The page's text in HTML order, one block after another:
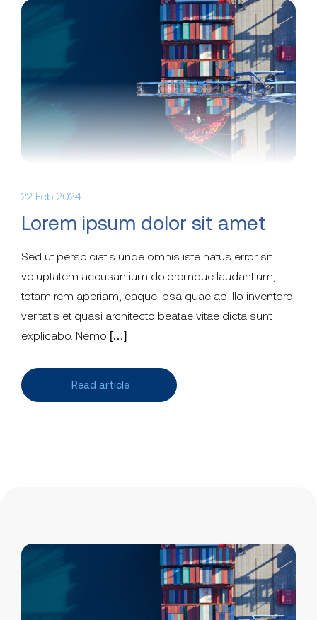
22 Feb 2024
Lorem ipsum dolor sit amet
Sed ut perspiciatis unde omnis iste natus error sit
voluptatem accusantium doloremque laudantium,
totam rem aperiam, eaque ipsa quae ab illo inventore
veritatis et quasi architecto beatae vitae dicta sunt
explicabo. Nemo […]
Read article